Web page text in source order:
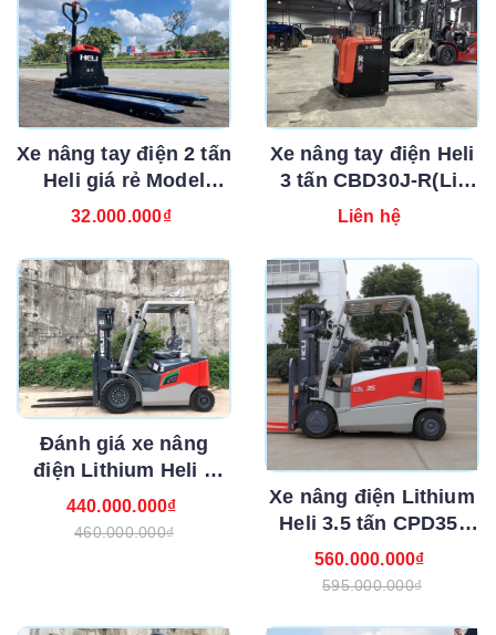
Xe nâng tay điện 2 tấn
Heli giá rẻ Model
CBD20J-Li-S - Mới
32.000.000₫
Xe nâng tay điện Heli
3 tấn CBD30J-R(Li)
chính hãng
Liên hệ
Đánh giá xe nâng
điện Lithium Heli 2
tấn CPD20-GB2Li-S (-
M/-H)
440.000.000₫
460.000.000₫
Xe nâng điện Lithium
Heli 3.5 tấn CPD35-
GB2Li (-S/-M/-H)
560.000.000₫
595.000.000₫